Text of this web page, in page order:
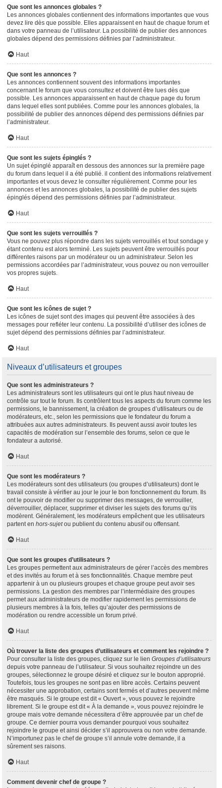
Que sont les annonces globales ?
Les annonces globales contiennent des informations importantes que vous
devez lire dès que possible. Elles apparaissent en haut de chaque forum et
dans votre panneau de l’utilisateur. La possibilité de publier des annonces
globales dépend des permissions définies par l’administrateur.
Haut
Que sont les annonces ?
Les annonces contiennent souvent des informations importantes
concernant le forum que vous consultez et doivent être lues dès que
possible. Les annonces apparaissent en haut de chaque page du forum
dans lequel elles sont publiées. Comme pour les annonces globales, la
possibilité de publier des annonces dépend des permissions définies par
l’administrateur.
Haut
Que sont les sujets épinglés ?
Un sujet épinglé apparaît en dessous des annonces sur la première page
du forum dans lequel il a été publié. il contient des informations relativement
importantes et vous devez le consulter régulièrement. Comme pour les
annonces et les annonces globales, la possibilité de publier des sujets
épinglés dépend des permissions définies par l’administrateur.
Haut
Que sont les sujets verrouillés ?
Vous ne pouvez plus répondre dans les sujets verrouillés et tout sondage y
étant contenu est alors terminé. Les sujets peuvent être verrouillés pour
différentes raisons par un modérateur ou un administrateur. Selon les
permissions accordées par l’administrateur, vous pouvez ou non verrouiller
vos propres sujets.
Haut
Que sont les icônes de sujet ?
Les icônes de sujet sont des images qui peuvent être associées à des
messages pour refléter leur contenu. La possibilité d’utiliser des icônes de
sujet dépend des permissions définies par l’administrateur.
Haut
Niveaux d’utilisateurs et groupes
Que sont les administrateurs ?
Les administrateurs sont les utilisateurs qui ont le plus haut niveau de
contrôle sur tout le forum. Ils contrôlent tous les aspects du forum comme les
permissions, le bannissement, la création de groupes d’utilisateurs ou de
modérateurs, etc., selon les permissions que le fondateur du forum a
attribuées aux autres administrateurs. Ils peuvent aussi avoir toutes les
capacités de modération sur l’ensemble des forums, selon ce que le
fondateur a autorisé.
Haut
Que sont les modérateurs ?
Les modérateurs sont des utilisateurs (ou groupes d’utilisateurs) dont le
travail consiste à vérifier au jour le jour le bon fonctionnement du forum. Ils
ont le pouvoir de modifier ou supprimer des messages, de verrouiller,
déverrouiller, déplacer, supprimer et diviser les sujets des forums qu’ils
modèrent. Généralement, les modérateurs empêchent que les utilisateurs
partent en hors-sujetou publient du contenu abusif ou offensant.
Haut
Que sont les groupes d’utilisateurs ?
Les groupes permettent aux administrateurs de gérer l’accès des membres
et des invités au forum et à ses fonctionnalités. Chaque membre peut
appartenir à un ou plusieurs groupes et chaque groupe peut avoir ses
permissions. La gestion des membres par l’intermédiaire des groupes
permet aux administrateurs de modifier rapidement les permissions de
plusieurs membres à la fois, telles qu’ajouter des permissions de
modération ou rendre accessible un forum privé.
Haut
Où trouver la liste des groupes d’utilisateurs et comment les rejoindre ?
Pour consulter la liste des groupes, cliquez sur le lien Groupes d’utilisateurs
depuis votre panneau de l’utilisateur. Si vous souhaitez rejoindre un des
groupes, sélectionnez le groupe désiré et cliquez sur le bouton approprié.
Toutefois, tous les groupes ne sont pas en libre accès. Certains peuvent
nécessiter une approbation, certains sont fermés et d’autres peuvent même
être masqués. Si le groupe est dit « Ouvert », vous pouvez le rejoindre
librement. Si le groupe est dit « À la demande », vous pouvez rejoindre le
groupe mais votre demande nécessitera d’être approuvée par un chef de
groupe. Ce dernier pourra vous demander pourquoi vous souhaitez
rejoindre le groupe et ainsi décider s’il approuvera ou non votre demande.
N’importunez pas le chef de groupe s’il annule votre demande, il a
sûrement ses raisons.
Haut
Comment devenir chef de groupe ?